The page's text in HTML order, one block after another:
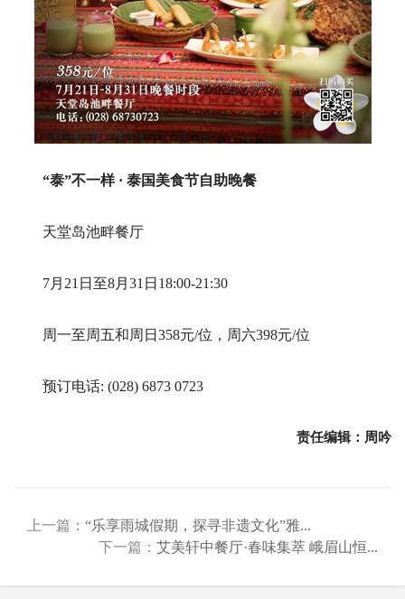
“泰”不一样 · 泰国美食节自助晚餐
天堂岛池畔餐厅
7月21日至8月31日18:00-21:30
周一至周五和周日358元/位，周六398元/位
预订电话: (028) 6873 0723
责任编辑：周吟
上一篇： “乐享雨城假期，探寻非遗文化”雅...
下一篇： 艾美轩中餐厅·春味集萃 峨眉山恒...